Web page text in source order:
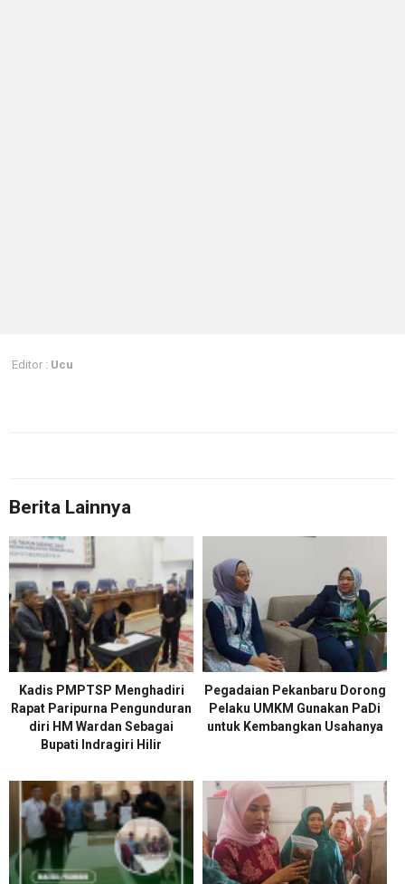
Editor : Ucu
Berita Lainnya
Kadis PMPTSP Menghadiri
Rapat Paripurna Pengunduran
diri HM Wardan Sebagai
Bupati Indragiri Hilir
Pegadaian Pekanbaru Dorong
Pelaku UMKM Gunakan PaDi
untuk Kembangkan Usahanya